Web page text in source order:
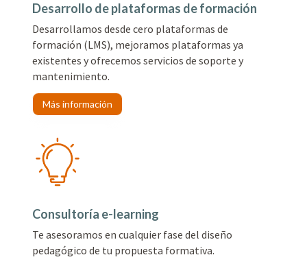
Desarrollo de plataformas de formación
Desarrollamos desde cero plataformas de
formación (LMS), mejoramos plataformas ya
existentes y ofrecemos servicios de soporte y
mantenimiento.
Más información
Consultoría e-learning
Te asesoramos en cualquier fase del diseño
pedagógico de tu propuesta formativa.